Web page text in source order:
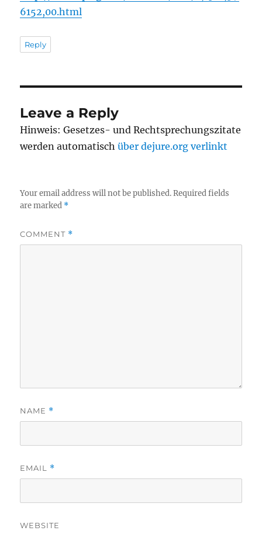
6152,00.html
Reply
Leave a Reply
Hinweis: Gesetzes- und Rechtsprechungszitate
werden automatischüber dejure.org verlinkt
Your email address will not be published. Required fields
are marked *
COMMENT *
NAME *
EMAIL *
WEBSITE